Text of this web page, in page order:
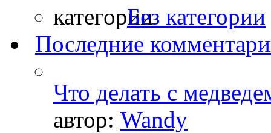
Без категории
Последние
Что делать с
автор: Wandy